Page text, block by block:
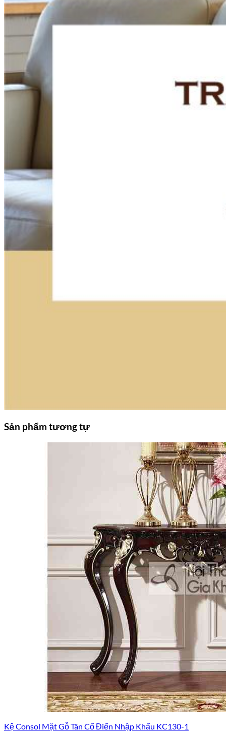
Sản phẩm tương tự
Kệ Consol Mặt Gỗ Tân Cổ Điển Nhập Khẩu KC130-1